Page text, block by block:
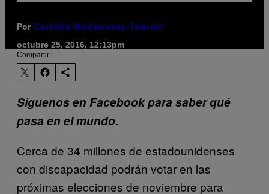
Por Caroline Modarressy-Tehrani
octubre 25, 2016, 12:13pm
Compartir:
Síguenos en Facebook para saber qué
pasa en el mundo.
Cerca de 34 millones de estadounidenses
con discapacidad podrán votar en las
próximas elecciones de noviembre para